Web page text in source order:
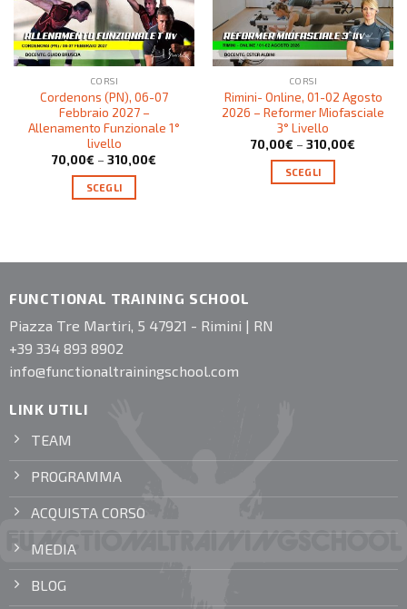
CORSI
Cordenons (PN), 06-07
Febbraio 2027 –
Allenamento Funzionale 1°
livello
70,00€ – 310,00€
SCEGLI
CORSI
Rimini- Online, 01-02 Agosto
2026 – Reformer Miofasciale
3° Livello
70,00€ – 310,00€
SCEGLI
FUNCTIONAL TRAINING SCHOOL
Piazza Tre Martiri, 5 47921 - Rimini | RN
+39 334 893 8902
info@functionaltrainingschool.com
LINK UTILI
TEAM
PROGRAMMA
ACQUISTA CORSO
MEDIA
BLOG